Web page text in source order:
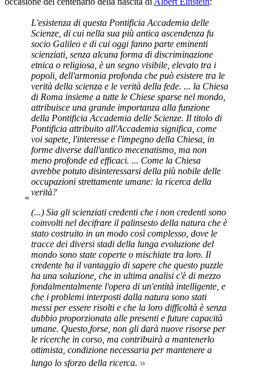
«
L'esistenza di questa Pontificia Accademia delle
Scienze, di cui nella sua più antica ascendenza fu
socio Galileo e di cui oggi fanno parte eminenti
scienziati, senza alcuna forma di discriminazione
etnica o religiosa, è un segno visibile, elevato tra i
popoli, dell'armonia profonda che può esistere tra le
verità della scienza e le verità della fede. ... la Chiesa
di Roma insieme a tutte le Chiese sparse nel mondo,
attribuisce una grande importanza alla funzione
della Pontificia Accademia delle Scienze. Il titolo di
Pontificia attribuito all'Accademia significa, come
voi sapete, l'interesse e l'impegno della Chiesa, in
forme diverse dall'antico mecenatismo, ma non
meno profonde ed efficaci. ... Come la Chiesa
avrebbe potuto disinteressarsi della più nobile delle
occupazioni strettamente umane: la ricerca della
verità?
(...) Sia gli scienziati credenti che i non credenti sono
coinvolti nel decifrare il palinsesto della natura che è
stato costruito in un modo così complesso, dove le
tracce dei diversi stadi della lunga evoluzione del
mondo sono state coperte o mischiate tra loro. Il
credente ha il vantaggio di sapere che questo puzzle
ha una soluzione, che in ultima analisi c'è di mezzo
fondalmentalmente l'opera di un'entità intelligente, e
che i problemi interposti dalla natura sono stati
messi per essere risolti e che la loro difficoltà è senza
dubbio proporzionata alle presenti e future capacità
umane. Questo,forse, non gli darà nuove risorse per
le ricerche in corso, ma contribuirà a mantenerlo
ottimista, condizione necessaria per mantenere a
lungo lo sforzo della ricerca. »